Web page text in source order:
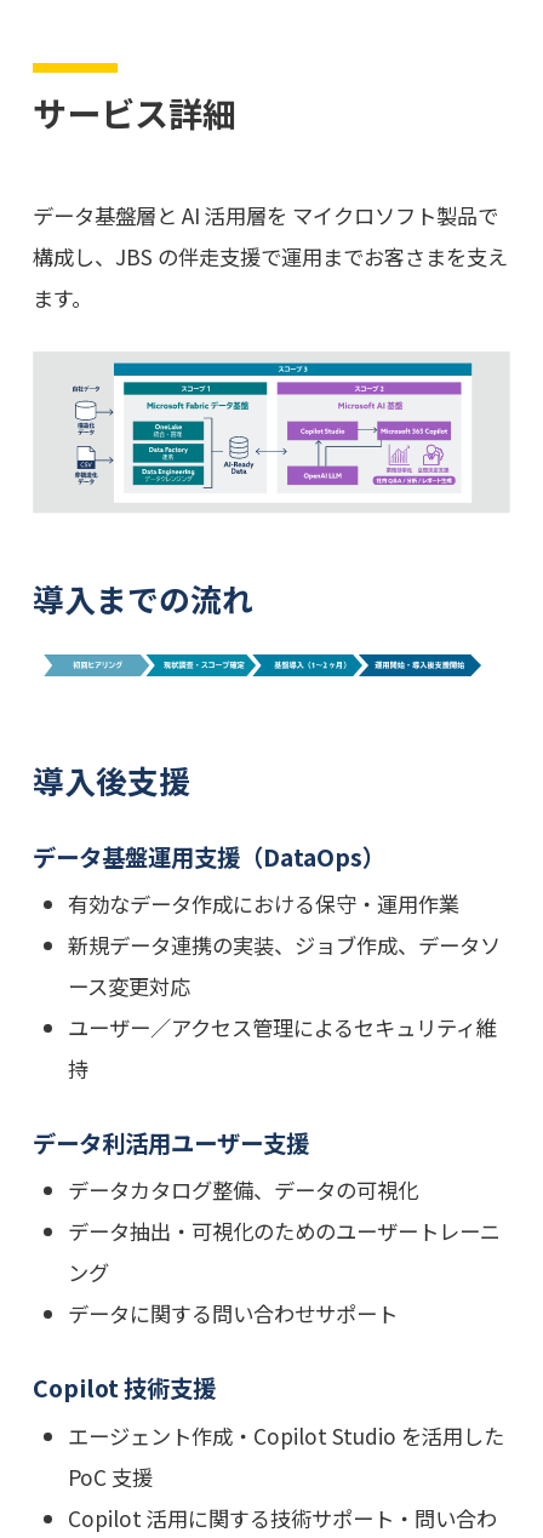
サービス詳細
データ基盤層と AI 活用層を マイクロソフト製品で
構成し、JBS の伴走支援で運用までお客さまを支え
ます。
導入までの流れ
導入後支援
データ基盤運用支援（DataOps）
有効なデータ作成における保守・運用作業
新規データ連携の実装、ジョブ作成、データソ
ース変更対応
ユーザー／アクセス管理によるセキュリティ維
持
データ利活用ユーザー支援
データカタログ整備、データの可視化
データ抽出・可視化のためのユーザートレーニ
ング
データに関する問い合わせサポート
Copilot 技術支援
エージェント作成・Copilot Studio を活用した
PoC 支援
Copilot 活用に関する技術サポート・問い合わ